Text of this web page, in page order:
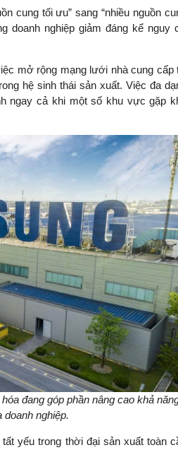
cung tối ưu” sang “nhiều nguồn
doanh nghiệp giảm đáng kể nguy
mở rộng mạng lưới nhà cung cấp
hệ sinh thái sản xuất. Việc đa
ngay cả khi một số khu vực gặp
đang góp phần nâng cao khả
nghiệp.
yếu trong thời đại sản xuất toàn
đóng vai trò tạo nền tảng
tăng trưởng bền vững